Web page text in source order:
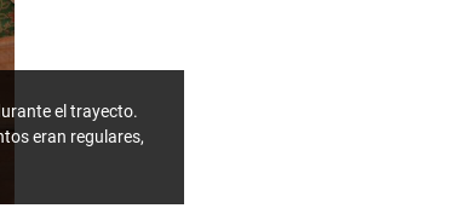
el trayecto.
eran regulares,